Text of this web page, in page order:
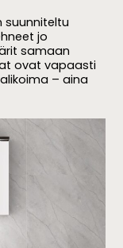
suunniteltu
jo
samaan
ovat vapaasti
– aina